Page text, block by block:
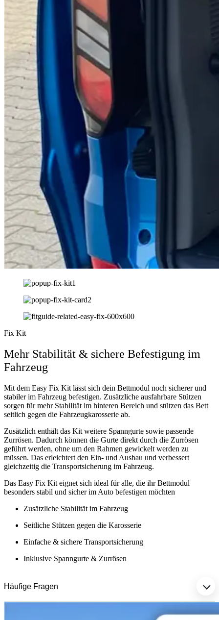
Fix Kit
Mehr Stabilität & sichere Befestigung im
Fahrzeug
Mit dem Easy Fix Kit lässt sich dein Bettmodul noch sicherer und
stabiler im Fahrzeug befestigen. Zusätzliche ausfahrbare Stützen
sorgen für mehr Stabilität im hinteren Bereich und stützen das Bett
seitlich gegen die Fahrzeugkarosserie ab.
Zusätzlich enthält das Kit weitere Spanngurte sowie passende
Zurrösen. Dadurch können die Gurte direkt durch die Zurrösen
geführt werden, ohne um den Rahmen gewickelt werden zu
müssen. Das erleichtert den Ein- und Ausbau und verbessert
gleichzeitig die Transportsicherung im Fahrzeug.
Das Easy Fix Kit eignet sich ideal für alle, die ihr Bettmodul
besonders stabil und sicher im Auto befestigen möchten
Zusätzliche Stabilität im Fahrzeug
Seitliche Stützen gegen die Karosserie
Einfache & sichere Transportsicherung
Inklusive Spanngurte & Zurrösen
Häufige Fragen